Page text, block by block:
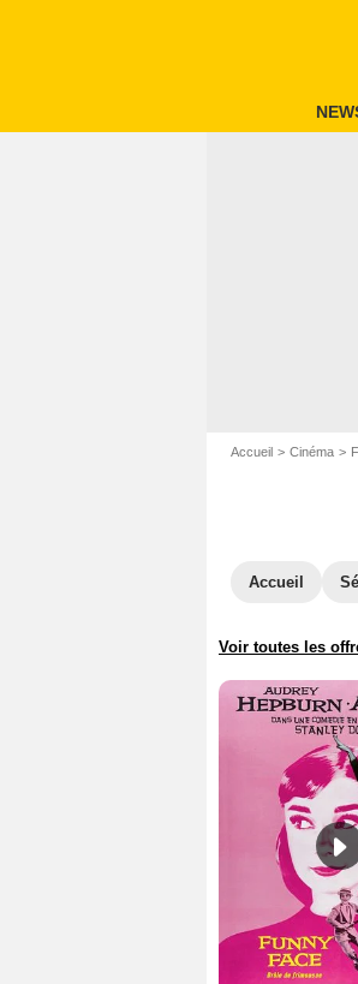
Accueil Cinéma
Accueil
Voir toutes les